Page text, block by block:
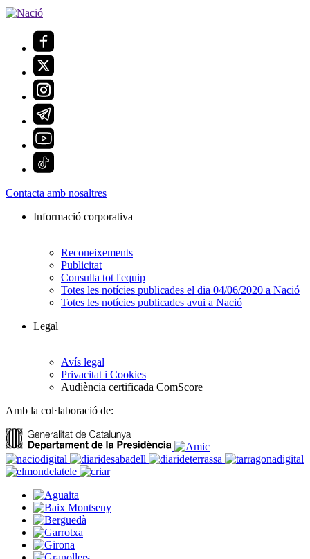
Contacta amb nosaltres
Informació corporativa
Reconeixements
Publicitat
Consulta tot l'equip
Totes les notícies publicades el dia 04/06/2020 a Nació
Totes les notícies publicades avui a Nació
Legal
Avís legal
Privacitat i Cookies
Audiència certificada ComScore
Amb la col·laboració de: